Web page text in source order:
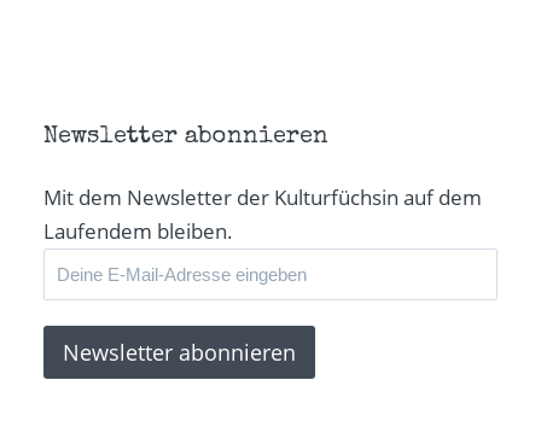
in
neuem
Newsletter abonnieren
Mit dem Newsletter der Kulturfüchsin auf dem
Laufendem bleiben.